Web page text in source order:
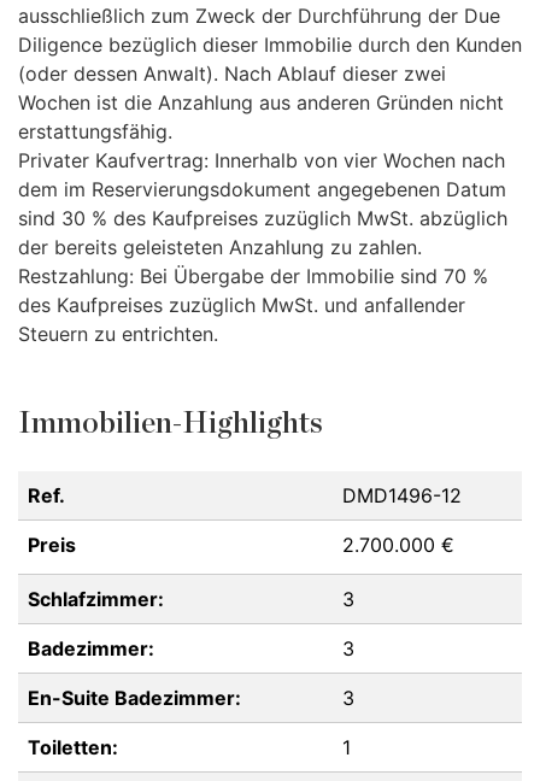
ausschließlich zum Zweck der Durchführung der Due
Diligence bezüglich dieser Immobilie durch den Kunden
(oder dessen Anwalt). Nach Ablauf dieser zwei
Wochen ist die Anzahlung aus anderen Gründen nicht
erstattungsfähig.
Privater Kaufvertrag: Innerhalb von vier Wochen nach
dem im Reservierungsdokument angegebenen Datum
sind 30 % des Kaufpreises zuzüglich MwSt. abzüglich
der bereits geleisteten Anzahlung zu zahlen.
Restzahlung: Bei Übergabe der Immobilie sind 70 %
des Kaufpreises zuzüglich MwSt. und anfallender
Steuern zu entrichten.
Immobilien-Highlights
Ref. DMD1496-12
Preis 2.700.000 €
Schlafzimmer: 3
Badezimmer: 3
En-Suite Badezimmer: 3
Toiletten: 1